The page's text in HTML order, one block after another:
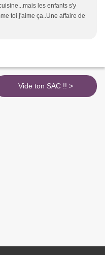
les enfants s'y
toi j'aime ça..Une affaire de
Vide ton SAC !! >